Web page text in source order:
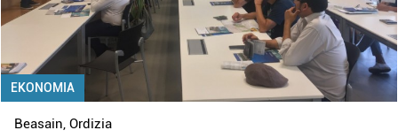
EKONOMIA
Beasain,Ordizia